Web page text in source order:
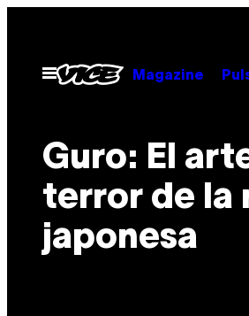
contenido
Abrir
Menú
Magazine
​Guro: El
terror de la
japonesa